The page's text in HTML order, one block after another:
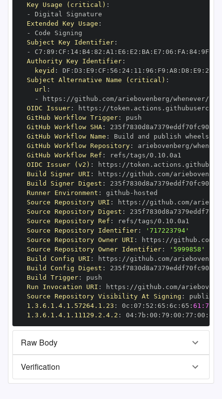
Key Usage (critical) :
-
Extended Key Usage :
-
Subject Key Identifier:
-
C7 : 89 : CF : 14: B4: 82 : A1 : E6 : E2 : BA : E7 : 06 : FA : 84: 9F
Authority Key Identifier:
keyid : DF : D3 : E9 : CF : 56 : 24: 11 : 96 : F9 : A8 : D8 : E9 : 28
Subject Alternative Name (critical) :
url :
-
https :
OIDC Issuer: https :
GitHub Workflow Trigger:
GitHub Workflow SHA:
GitHub Workflow Name :
GitHub Workflow Repository:
GitHub Workflow Ref :
OIDC Issuer (v2) : https :
Build Signer URI : https :
Build Signer Digest :
Runner Environment : github -
Source Repository URI : https :
Source Repository Digest :
Source Repository Ref :
Source Repository Identifier:
'717223794'
Source Repository Owner URI : https :
Source Repository Owner Identifier:
'5999858'
Build Config URI : https :
Build Config Digest :
Build Trigger:
Run Invocation URI : https :
Source Repository Visibility At Signing :
1.3.6.1.4.1.57264.1.23 : 0c : 07 : 52 : 65 : 6c : 65 :
1.3.6.1.4.1.11129.2.4.2 : 04: 7b : 00 : 79 : 00 : 77 : 00 : dd
Raw Body
Verification